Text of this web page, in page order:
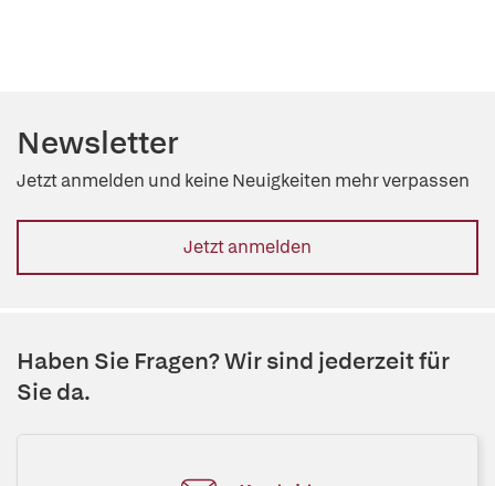
Newsletter
Jetzt anmelden und keine Neuigkeiten mehr verpassen
Jetzt anmelden
Haben Sie Fragen? Wir sind jederzeit für
Sie da.